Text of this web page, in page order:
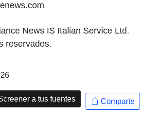
News IS Italian Service Ltd.
reservados.
a tus fuentes Comparte